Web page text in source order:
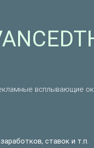
всплывающие
ставок и т.п.